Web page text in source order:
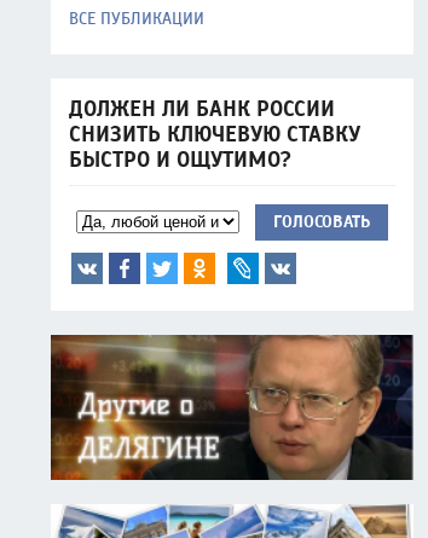
ВСЕ ПУБЛИКАЦИИ
ДОЛЖЕН ЛИ БАНК РОССИИ
СНИЗИТЬ КЛЮЧЕВУЮ СТАВКУ
БЫСТРО И ОЩУТИМО?
ГОЛОСОВАТЬ